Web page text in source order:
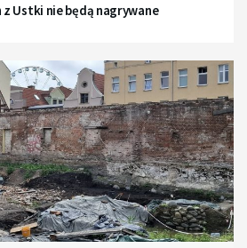
Ustki nie będą nagrywane